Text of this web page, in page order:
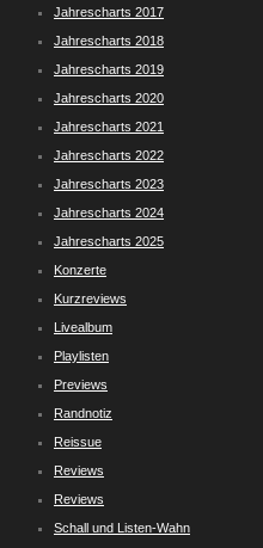
Jahrescharts 2017
Jahrescharts 2018
Jahrescharts 2019
Jahrescharts 2020
Jahrescharts 2021
Jahrescharts 2022
Jahrescharts 2023
Jahrescharts 2024
Jahrescharts 2025
Konzerte
Kurzreviews
Livealbum
Playlisten
Previews
Randnotiz
Reissue
Reviews
Reviews
Schall und Listen-Wahn